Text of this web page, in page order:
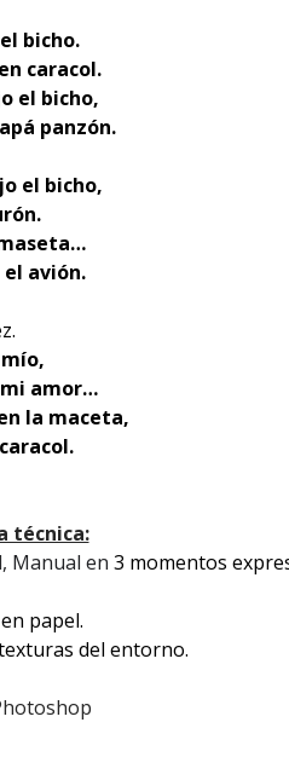
bicho.
caracol.
el bicho,
panzón.
el bicho,
avión.
amor…
la maceta,
técnica:
Manual en 3 momentos
papel.
del entorno.